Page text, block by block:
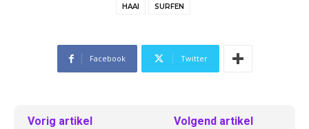
HAAI SURFEN
Facebook Twitter
Vorig artikel Volgend artikel